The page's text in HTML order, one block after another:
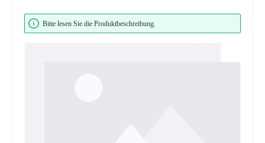
Bildergalerie überspringen
Bitte lesen Sie die Produktbeschreibung.